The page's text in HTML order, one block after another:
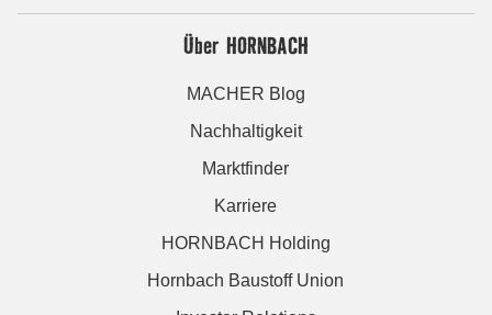
Über HORNBACH
MACHER Blog
Nachhaltigkeit
Marktfinder
Karriere
HORNBACH Holding
Hornbach Baustoff Union